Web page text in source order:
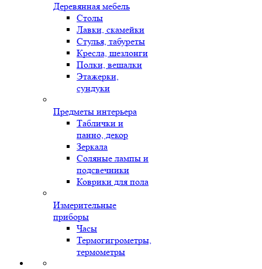
Деревянная мебель
Столы
Лавки, скамейки
Стулья, табуреты
Кресла, шезлонги
Полки, вешалки
Этажерки,
сундуки
Предметы интерьера
Таблички и
панно, декор
Зеркала
Соляные лампы и
подсвечники
Коврики для пола
Измерительные
приборы
Часы
Термогигрометры,
термометры